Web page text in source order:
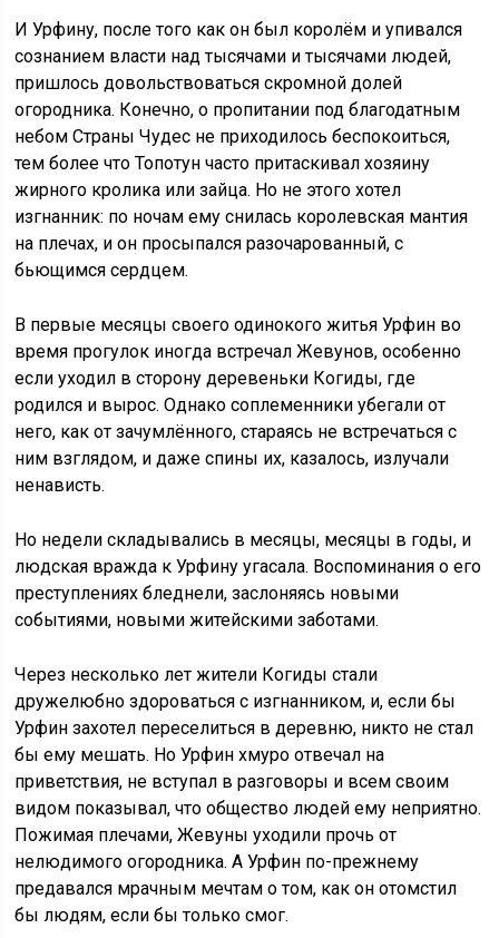
И Урфину, после того как он был королём и упивался
сознанием власти над тысячами и тысячами людей,
пришлось довольствоваться скромной долей
огородника. Конечно, о пропитании под благодатным
небом Страны Чудес не приходилось беспокоиться,
тем более что Топотун часто притаскивал хозяину
жирного кролика или зайца. Но не этого хотел
изгнанник: по ночам ему снилась королевская мантия
на плечах, и он просыпался разочарованный, с
бьющимся сердцем.
В первые месяцы своего одинокого житья Урфин во
время прогулок иногда встречал Жевунов, особенно
если уходил в сторону деревеньки Когиды, где
родился и вырос. Однако соплеменники убегали от
него, как от зачумлённого, стараясь не встречаться с
ним взглядом, и даже спины их, казалось, излучали
ненависть.
Но недели складывались в месяцы, месяцы в годы, и
людская вражда к Урфину угасала. Воспоминания о его
преступлениях бледнели, заслоняясь новыми
событиями, новыми житейскими заботами.
Через несколько лет жители Когиды стали
дружелюбно здороваться с изгнанником, и, если бы
Урфин захотел переселиться в деревню, никто не стал
бы ему мешать. Но Урфин хмуро отвечал на
приветствия, не вступал в разговоры и всем своим
видом показывал, что общество людей ему неприятно.
Пожимая плечами, Жевуны уходили прочь от
нелюдимого огородника. А Урфин по-прежнему
предавался мрачным мечтам о том, как он отомстил
бы людям, если бы только смог.